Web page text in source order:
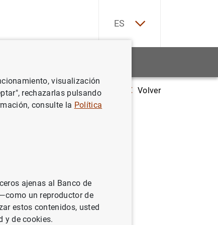
ES
wealth to the risk of losing the job: evidence from differences in
Volver
firing
visualización
rechazarlas pulsando
consulte la Política
ajenas al Banco de
un reproductor de
estos contenidos, usted
y de cookies.